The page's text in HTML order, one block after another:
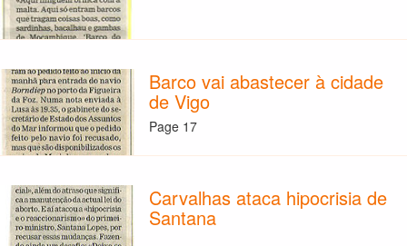
Barco vai abastecer à cidade
de Vigo
Page 17
Carvalhas ataca hipocrisia de
Santana